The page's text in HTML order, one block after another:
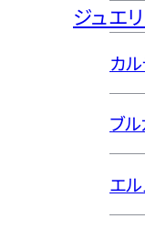
ジュエ
カ
ブル
エ